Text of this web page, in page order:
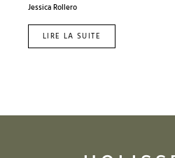
Jessica Rollero
LIRE LA SUITE